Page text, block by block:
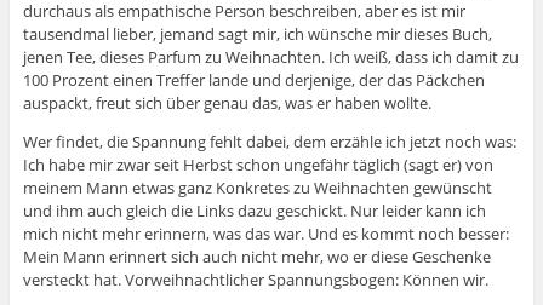
durchaus als empathische Person beschreiben, aber es ist mir
tausendmal lieber, jemand sagt mir, ich wünsche mir dieses Buch,
jenen Tee, dieses Parfum zu Weihnachten. Ich weiß, dass ich damit zu
100 Prozent einen Treffer lande und derjenige, der das Päckchen
auspackt, freut sich über genau das, was er haben wollte.
Wer findet, die Spannung fehlt dabei, dem erzähle ich jetzt noch was:
Ich habe mir zwar seit Herbst schon ungefähr täglich (sagt er) von
meinem Mann etwas ganz Konkretes zu Weihnachten gewünscht
und ihm auch gleich die Links dazu geschickt. Nur leider kann ich
mich nicht mehr erinnern, was das war. Und es kommt noch besser:
Mein Mann erinnert sich auch nicht mehr, wo er diese Geschenke
versteckt hat. Vorweihnachtlicher Spannungsbogen: Können wir.